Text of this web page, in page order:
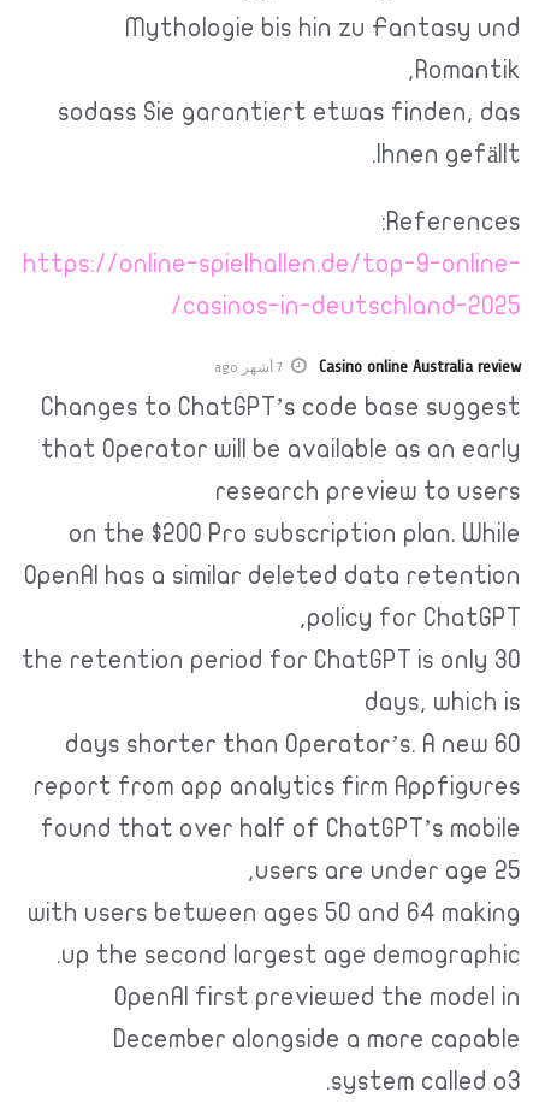
Mythologie bis hin zu Fantasy und
Romantik,
sodass Sie garantiert etwas finden, das
Ihnen gefällt.
References:
https://online-spielhallen.de/top-9-online-
casinos-in-deutschland-2025/
Casino online Australia review 7 أشهر ago
Changes to ChatGPT’s code base suggest
that Operator will be available as an early
research preview to users
on the $200 Pro subscription plan. While
OpenAI has a similar deleted data retention
policy for ChatGPT,
the retention period for ChatGPT is only 30
days, which is
60 days shorter than Operator’s. A new
report from app analytics firm Appfigures
found that over half of ChatGPT’s mobile
users are under age 25,
with users between ages 50 and 64 making
up the second largest age demographic.
OpenAI first previewed the model in
December alongside a more capable
system called o3.